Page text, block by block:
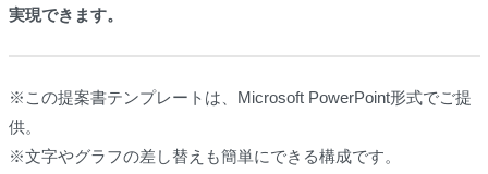
実現できます。
※この提案書テンプレートは、Microsoft PowerPoint形式でご提
供。
※文字やグラフの差し替えも簡単にできる構成です。